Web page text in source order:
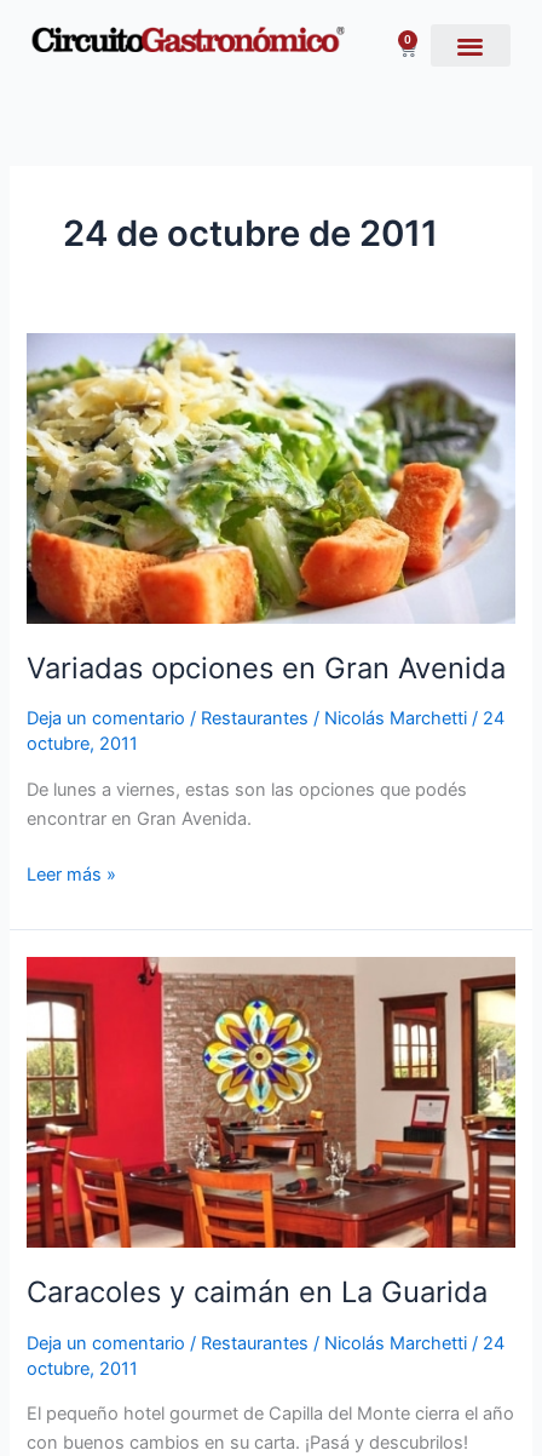
0
Carrito
24 de octubre de 2011
Variadas opciones en Gran Avenida
Deja un comentario / Restaurantes / Nicolás Marchetti/ 24
octubre, 2011
De lunes a viernes, estas son las opciones que podés
encontrar en Gran Avenida.
opciones
en
Gran
Avenida
Leer más »
Caracoles y caimán en La Guarida
Deja un comentario / Restaurantes / Nicolás Marchetti/ 24
octubre, 2011
El pequeño hotel gourmet de Capilla del Monte cierra el año
con buenos cambios en su carta. ¡Pasá y descubrilos!
Caracoles
y
caimán
en
La
Guarida